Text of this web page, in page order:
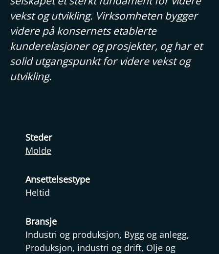
vekst og utvikling. Virksomheten bygger
videre på konsernets etablerte
kunderelasjoner og prosjekter, og har et
solid utgangspunkt for videre vekst og
utvikling.
Steder
Molde
Ansettelsestype
Heltid
Bransje
Industri og produksjon, Bygg og anlegg,
Produksjon, industri og drift, Olje og